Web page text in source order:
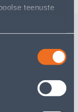
teenuste
TA SL-